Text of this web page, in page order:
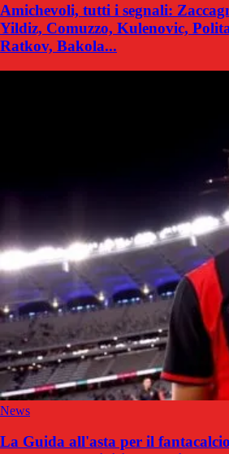
Amichevoli, tutti i segnali:
Yildiz, Comuzzo, Kulenovic,
Ratkov, Bakola...
News
La Guida all'asta per il